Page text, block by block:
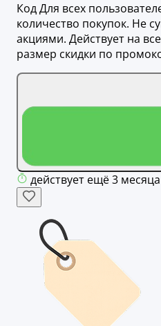
Код Для всех
количество покупок. Не
акциями. Действует на
размер скидки по
действует ещё 3 месяца